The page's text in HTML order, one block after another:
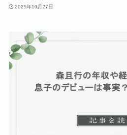
2025年10月27日